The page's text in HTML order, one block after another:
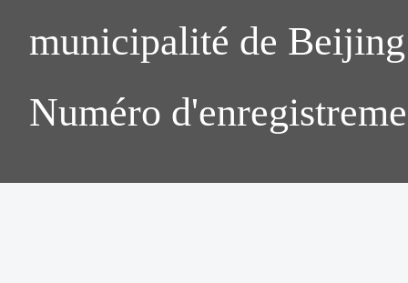
doit fournir la copie du
un pays étranger, la copie
copie du livret d'état
électronique,
municipalité de
Numéro